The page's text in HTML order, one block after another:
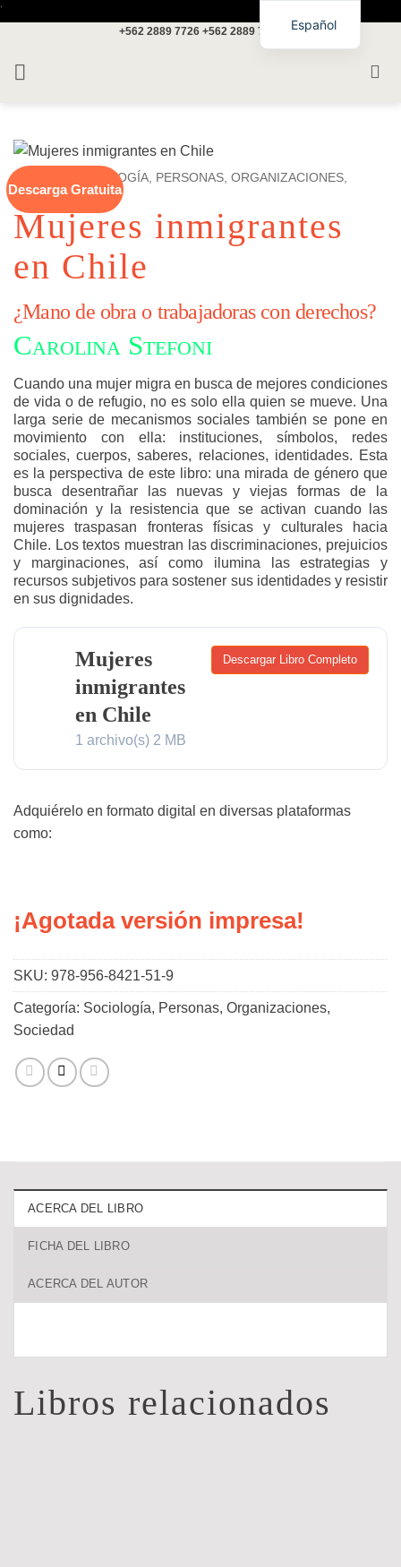
'
+562 2889 7726 +562 2889 7717
Descarga Gratuita
SOCIOLOGÍA, PERSONAS, ORGANIZACIONES,
SOCIEDAD
Mujeres inmigrantes
en Chile
¿Mano de obra o trabajadoras con derechos?
Carolina Stefoni
Cuando una mujer migra en busca de mejores condiciones
de vida o de refugio, no es solo ella quien se mueve. Una
larga serie de mecanismos sociales también se pone en
movimiento con ella: instituciones, símbolos, redes
sociales, cuerpos, saberes, relaciones, identidades. Esta
es la perspectiva de este libro: una mirada de género que
busca desentrañar las nuevas y viejas formas de la
dominación y la resistencia que se activan cuando las
mujeres traspasan fronteras físicas y culturales hacia
Chile. Los textos muestran las discriminaciones, prejuicios
y marginaciones, así como ilumina las estrategias y
recursos subjetivos para sostener sus identidades y resistir
en sus dignidades.
Mujeres
inmigrantes
en Chile
1 archivo(s) 2 MB
Descargar Libro Completo
Adquiérelo en formato digital en diversas plataformas
como:
¡Agotada versión impresa!
SKU: 978-956-8421-51-9
Categoría: Sociología, Personas, Organizaciones,
Sociedad
ACERCA DEL LIBRO
FICHA DEL LIBRO
ACERCA DEL AUTOR
Libros relacionados
Español